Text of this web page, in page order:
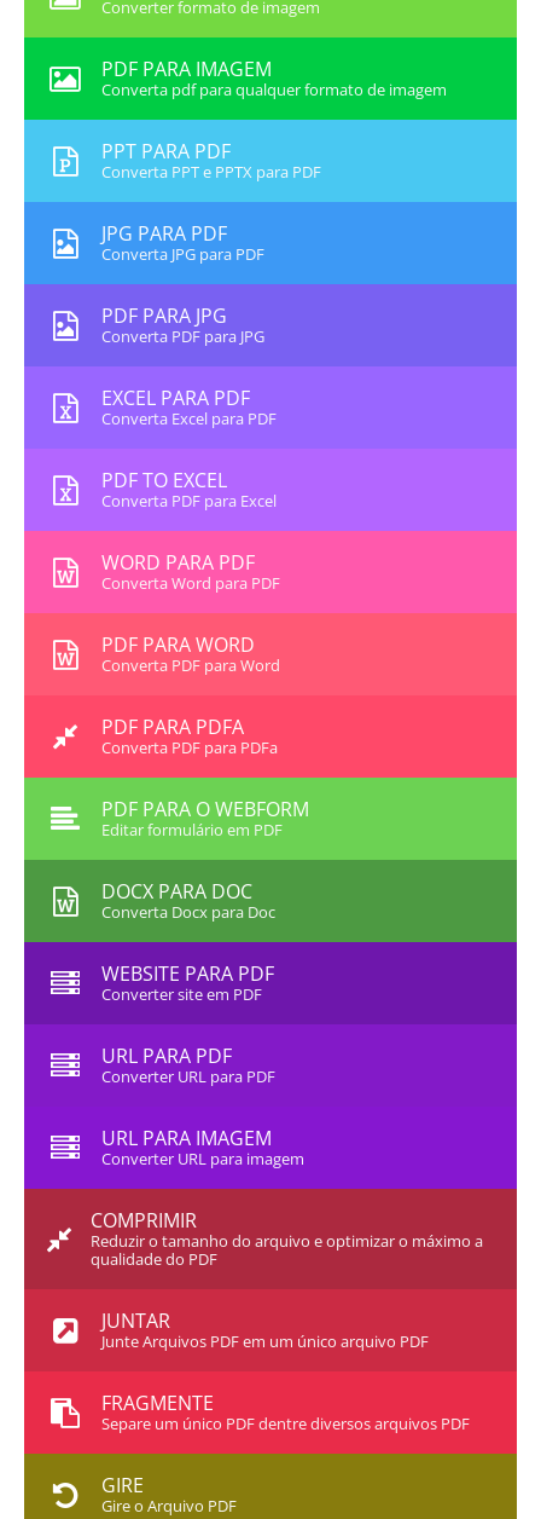
Converter formato de imagem
PDF PARA IMAGEM
Converta pdf para qualquer formato de imagem
PPT PARA PDF
Converta PPT e PPTX para PDF
JPG PARA PDF
Converta JPG para PDF
PDF PARA JPG
Converta PDF para JPG
EXCEL PARA PDF
Converta Excel para PDF
PDF TO EXCEL
Converta PDF para Excel
WORD PARA PDF
Converta Word para PDF
PDF PARA WORD
Converta PDF para Word
PDF PARA PDFA
Converta PDF para PDFa
PDF PARA O WEBFORM
Editar formulário em PDF
DOCX PARA DOC
Converta Docx para Doc
WEBSITE PARA PDF
Converter site em PDF
URL PARA PDF
Converter URL para PDF
URL PARA IMAGEM
Converter URL para imagem
COMPRIMIR
Reduzir o tamanho do arquivo e optimizar o máximo a
qualidade do PDF
JUNTAR
Junte Arquivos PDF em um único arquivo PDF
FRAGMENTE
Separe um único PDF dentre diversos arquivos PDF
GIRE
Gire o Arquivo PDF